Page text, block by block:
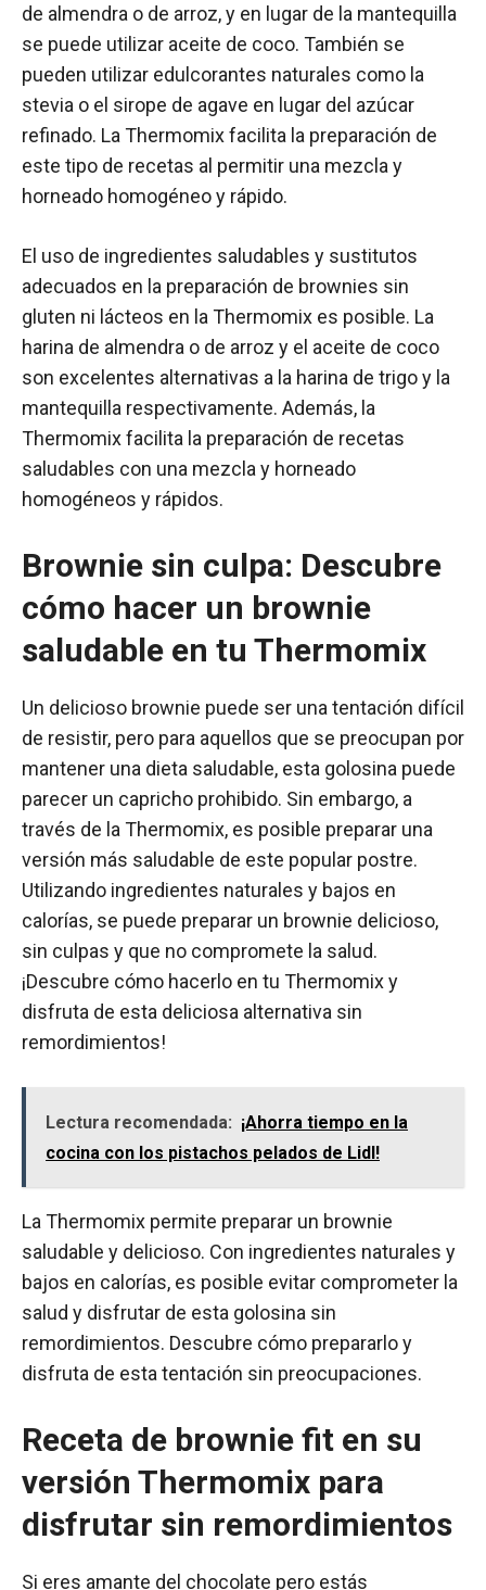
de almendra o de arroz, y en lugar de la mantequilla
se puede utilizar aceite de coco. También se
pueden utilizar edulcorantes naturales como la
stevia o el sirope de agave en lugar del azúcar
refinado. La Thermomix facilita la preparación de
este tipo de recetas al permitir una mezcla y
horneado homogéneo y rápido.
El uso de ingredientes saludables y sustitutos
adecuados en la preparación de brownies sin
gluten ni lácteos en la Thermomix es posible. La
harina de almendra o de arroz y el aceite de coco
son excelentes alternativas a la harina de trigo y la
mantequilla respectivamente. Además, la
Thermomix facilita la preparación de recetas
saludables con una mezcla y horneado
homogéneos y rápidos.
Brownie sin culpa: Descubre
cómo hacer un brownie
saludable en tu Thermomix
Un delicioso brownie puede ser una tentación difícil
de resistir, pero para aquellos que se preocupan por
mantener una dieta saludable, esta golosina puede
parecer un capricho prohibido. Sin embargo, a
través de la Thermomix, es posible preparar una
versión más saludable de este popular postre.
Utilizando ingredientes naturales y bajos en
calorías, se puede preparar un brownie delicioso,
sin culpas y que no compromete la salud.
¡Descubre cómo hacerlo en tu Thermomix y
disfruta de esta deliciosa alternativa sin
remordimientos!
Lectura recomendada: ¡Ahorra tiempo en la
cocina con los pistachos pelados de Lidl!
La Thermomix permite preparar un brownie
saludable y delicioso. Con ingredientes naturales y
bajos en calorías, es posible evitar comprometer la
salud y disfrutar de esta golosina sin
remordimientos. Descubre cómo prepararlo y
disfruta de esta tentación sin preocupaciones.
Receta de brownie fit en su
versión Thermomix para
disfrutar sin remordimientos
Si eres amante del chocolate pero estás